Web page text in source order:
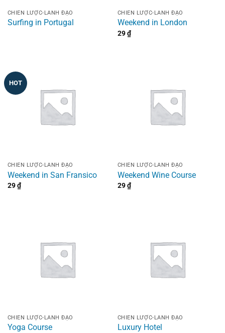
CHIẾN LƯỢC-LÃNH ĐẠO
Surfing in Portugal
CHIẾN LƯỢC-LÃNH ĐẠO
Weekend in London
29₫
HOT
CHIẾN LƯỢC-LÃNH ĐẠO
Weekend in San Fransico
29₫
CHIẾN LƯỢC-LÃNH ĐẠO
Weekend Wine Course
29₫
CHIẾN LƯỢC-LÃNH ĐẠO
Yoga Course
CHIẾN LƯỢC-LÃNH ĐẠO
Luxury Hotel